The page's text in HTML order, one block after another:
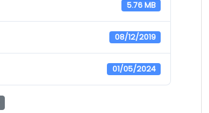
5.76 MB
08/12/2019
01/05/2024